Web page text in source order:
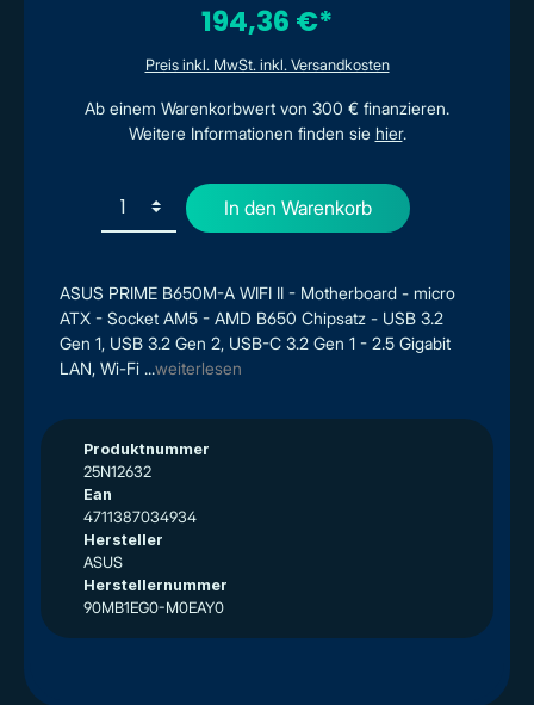
ASUS PRIME B650M-A WIFI II - Motherboard - micro
ATX - Socket AM5 - AMD B650 Chipsatz - USB 3.2
Gen 1, USB 3.2 Gen 2, USB-C 3.2 Gen 1 - 2.5 Gigabit
LAN, Wi-Fi ...weiterlesen
Produktnummer
25N12632
Ean
4711387034934
Hersteller
ASUS
Herstellernummer
90MB1EG0-M0EAY0
194,36 €*
Preis inkl. MwSt. inkl. Versandkosten
Ab einem Warenkorbwert von 300 € finanzieren.
Weitere Informationen finden sie hier.
In den Warenkorb